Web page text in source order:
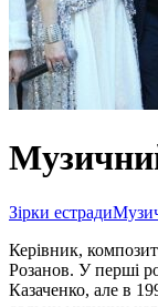
Зірки естради
Керівник,
Розанов. У перші
Казаченко, але в